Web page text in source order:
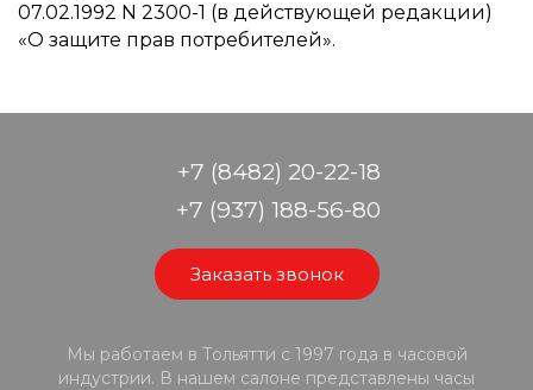
07.02.1992 N 2300-1 (в действующей редакции)
«О защите прав потребителей».
+7 (8482) 20-22-18
+7 (937) 188-56-80
Заказать звонок
Мы работаем в Тольятти с 1997 года в часовой
индустрии. В нашем салоне представлены часы